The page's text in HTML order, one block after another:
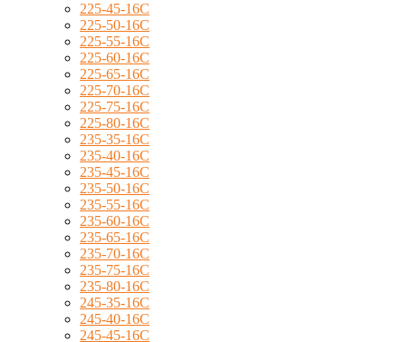
225-45-16C
225-50-16C
225-55-16C
225-60-16C
225-65-16C
225-70-16C
225-75-16C
225-80-16C
235-35-16C
235-40-16C
235-45-16C
235-50-16C
235-55-16C
235-60-16C
235-65-16C
235-70-16C
235-75-16C
235-80-16C
245-35-16C
245-40-16C
245-45-16C